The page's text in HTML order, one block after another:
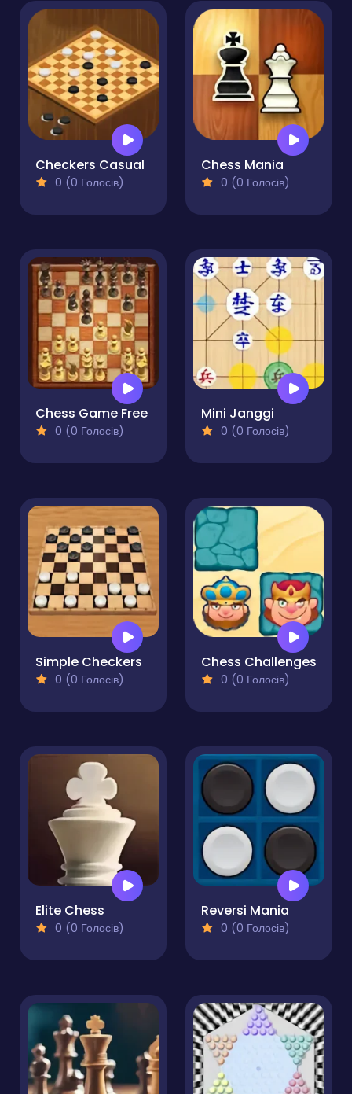
Checkers Casual
0 (0 Голосів)
Chess Mania
0 (0 Голосів)
Chess Game Free
0 (0 Голосів)
Mini Janggi
0 (0 Голосів)
Simple Checkers
0 (0 Голосів)
Chess Challenges
0 (0 Голосів)
Elite Chess
0 (0 Голосів)
Reversi Mania
0 (0 Голосів)